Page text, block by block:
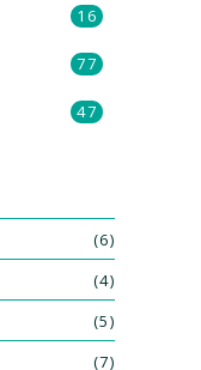
16
77
47
(6)
(4)
(5)
(7)